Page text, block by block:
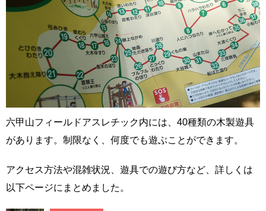
六甲山フィールドアスレチック内には、40種類の木製遊具
があります。制限なく、何度でも遊ぶことができます。
アクセス方法や混雑状況、遊具での遊び方など、詳しくは
以下ページにまとめました。